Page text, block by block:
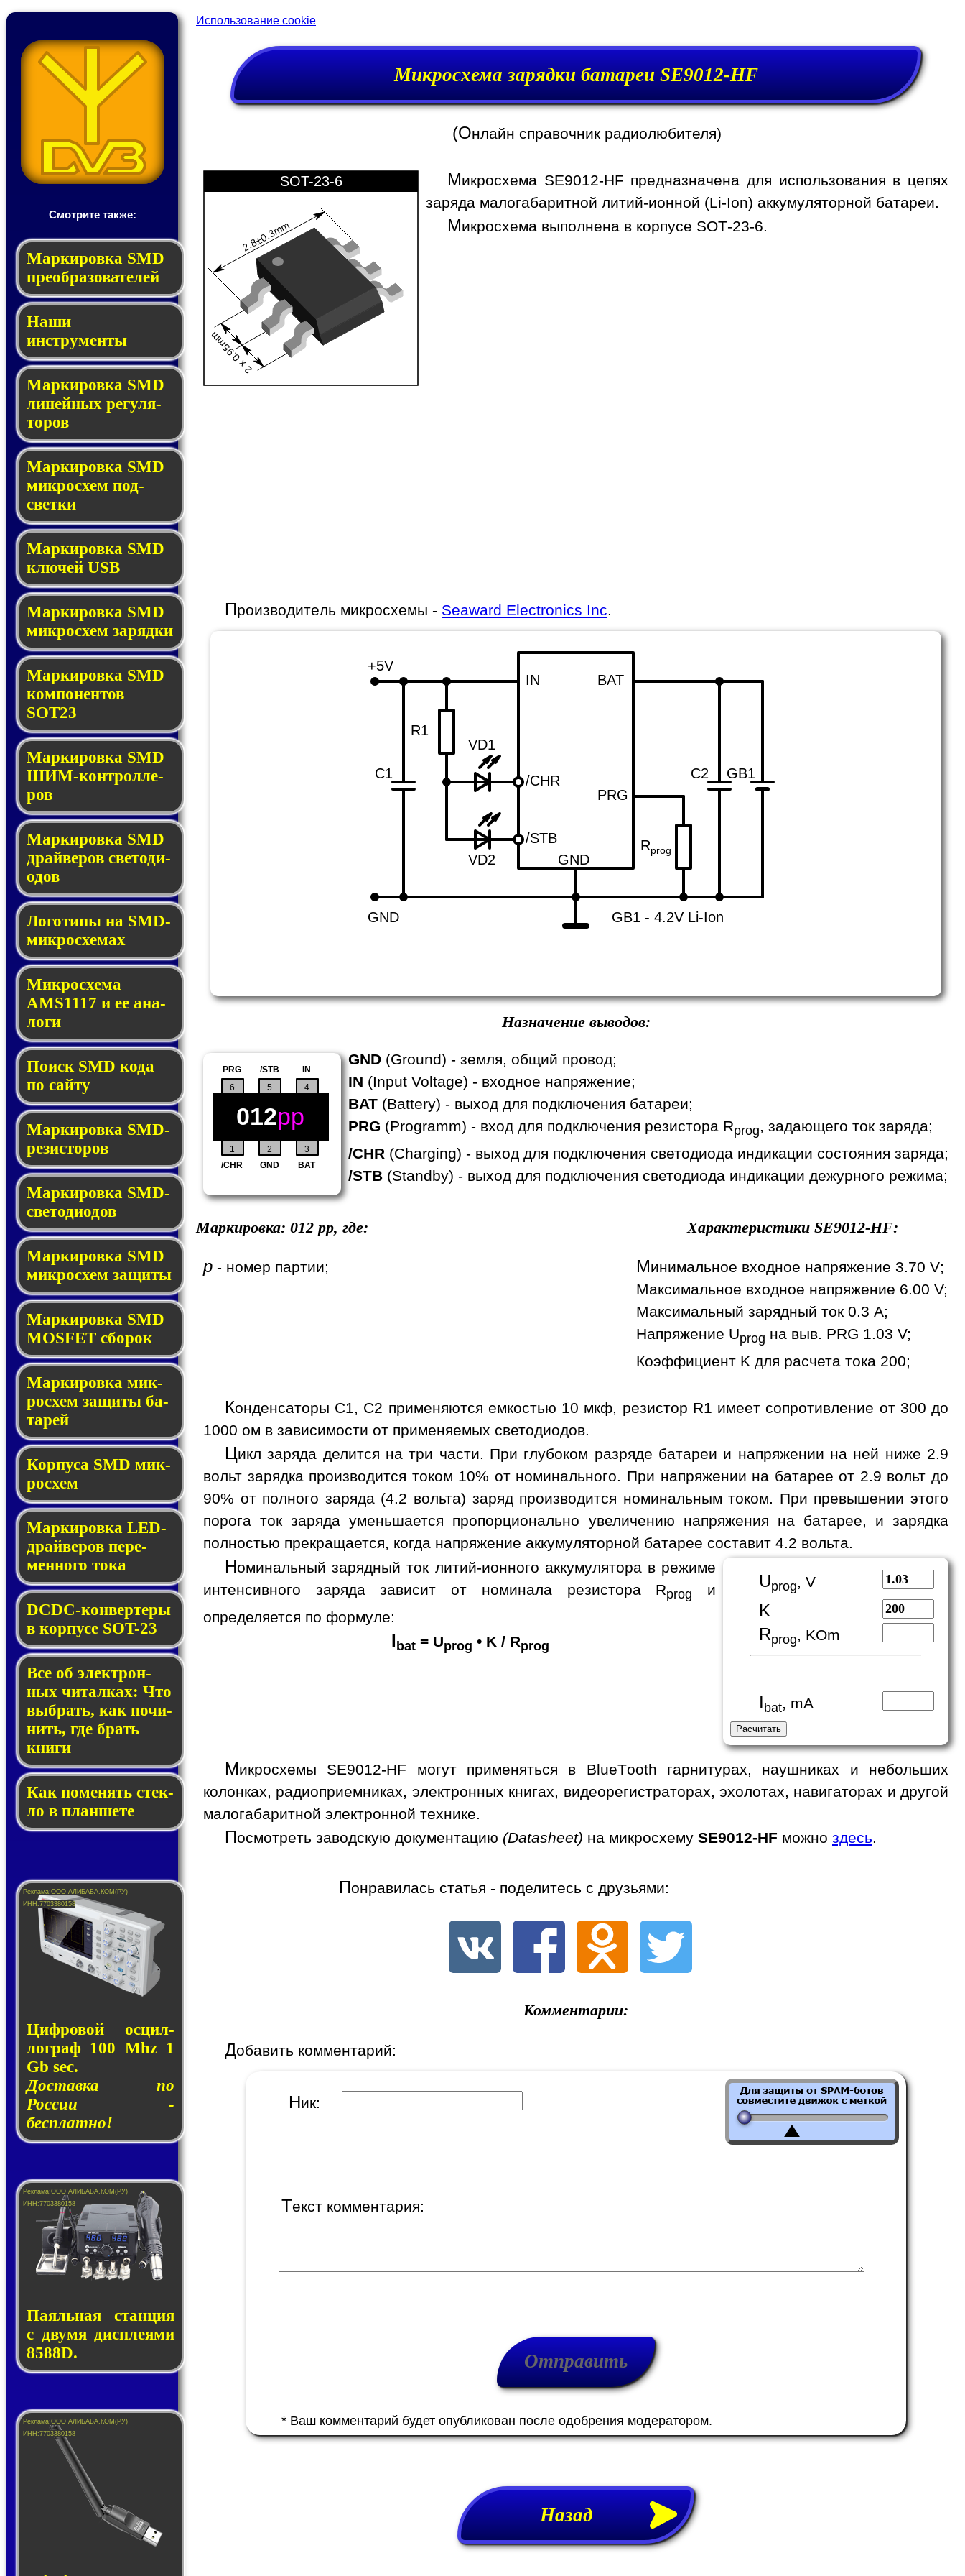
Смотрите также:
Мар­ки­ров­ка SMD
пре­об­ра­зо­ва­те­лей
Наши
инструменты
Маркировка SMD
ли­ней­ных ре­гу­ля­
то­ров
Маркировка SMD
мик­ро­схем под­
свет­ки
Маркировка SMD
клю­чей USB
Маркировка SMD
мик­рос­хем за­ряд­ки
Маркировка SMD
ком­по­нен­тов
SOT23
Маркировка SMD
ШИМ-кон­трол­ле­
ров
Маркировка SMD
драй­ве­ров све­то­ди­
о­дов
Логотипы на SMD-
мик­ро­схе­мах
Микросхема
AMS1117 и ее ана­
ло­ги
Поиск SMD ко­да
по сай­ту
Маркировка SMD-
ре­зис­то­ров
Маркировка SMD-
све­то­дио­дов
Мар­ки­ров­ка SMD
мик­рос­хем защиты
Мар­ки­ров­ка SMD
MOSFET сбо­рок
Мар­ки­ров­ка мик­
ро­схем за­щи­ты ба­
та­рей
Корпуса SMD мик­
ро­схем
Маркировка LED-
драй­ве­ров пе­ре­
мен­но­го то­ка
DCDC-кон­вер­те­ры
в кор­пу­се SOT-23
Все об элек­трон­
ных чи­тал­ках: Что
выб­рать, как по­чи­
нить, где брать
кни­ги
Как по­ме­нять стек­
ло в планшете
Циф­ро­вой ос­цил­
лог­раф 100 Mhz 1
Gb sec.
Доставка по
России -
бесплатно!
Паяльная стан­ция
с дву­мя дис­пле­я­ми
8588D.
Использование cookie
Микросхема зарядки батареи SE9012-HF
(Онлайн справочник радиолюбителя)
2.8±0.3mm
2 x 0.95mm
SOT-23-6 Микросхема SE9012-HF предназначена для использования в цепях
заряда малогабаритной литий-ионной (Li-Ion) аккумуляторной батареи.
Микросхема выполнена в корпусе SOT-23-6.
Производитель микросхемы - Seaward Electronics Inc
+5V
GND
IN
GND
BAT
PRG
Rprog
C1 C2 GB1
/CHR
R1
VD1
GB1 - 4.2V Li-Ion
VD2
/STB
Назначение выводов:
1 2 3
4
/CHR GND BAT
IN
/STB
5
6
PRG
012pp
GND (Ground) - земля, общий провод;
IN (Input Voltage) - входное напряжение;
BAT (Battery) - выход для подключения батареи;
PRG (Programm) - вход для подключения резистора Rprog, задающего ток заряда;
/CHR (Charging) - выход для подключения светодиода индикации состояния заряда;
/STB (Standby) - выход для подключения светодиода индикации дежурного режима;
Маркировка: 012 pp, где:
p - номер партии;
Характеристики SE9012-HF:
Минимальное входное напряжение 3.70 V;
Максимальное входное напряжение 6.00 V;
Максимальный зарядный ток 0.3 A;
Напряжение Uprog на выв. PRG 1.03 V;
Коэффициент K для расчета тока 200;
Конденсаторы C1, C2 применяются емкостью 10 мкф, резистор R1 имеет сопротивление от 300 до
1000 ом в зависимости от применяемых светодиодов.
Цикл заряда делится на три части. При глубоком разряде батареи и напряжении на ней ниже 2.9
вольт зарядка производится током 10% от номинального. При напряжении на батарее от 2.9 вольт до
90% от полного заряда (4.2 вольта) заряд производится номинальным током. При превышении этого
порога ток заряда уменьшается пропорционально увеличению напряжения на батарее, и зарядка
полностью прекращается, когда напряжение аккумуляторной батарее составит 4.2 вольта.
Uprog, V
K
Rprog, KOm
I bat, mA
Номинальный зарядный ток литий-ионного аккумулятора в режиме
интенсивного заряда зависит от номинала резистора Rprog
и
определяется по формуле:
Ibat = Uprog • K / Rprog
Микросхемы SE9012-HF могут применяться в BlueTooth гарнитурах, наушниках и небольших
колонках, радиоприемниках, электронных книгах, видеорегистраторах, эхолотах, навигаторах и другой
малогабаритной электронной технике.
Посмотреть заводскую документацию (Datasheet) на микросхему SE9012-HF можно здесь.
Понравилась статья - поделитесь с друзьями:
Комментарии:
Добавить комментарий:
Ник:
Текст комментария:
* Ваш комментарий будет опубликован после одобрения модератором.
Назад